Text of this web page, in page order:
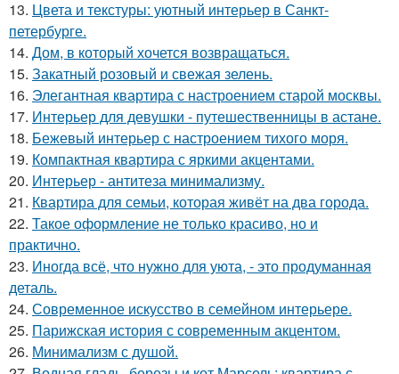
13. Цвета и текстуры: уютный интерьер в Санкт-
петербурге.
14. Дом, в который хочется возвращаться.
15. Закатный розовый и свежая зелень.
16. Элегантная квартира с настроением старой москвы.
17. Интерьер для девушки - путешественницы в астане.
18. Бежевый интерьер с настроением тихого моря.
19. Компактная квартира с яркими акцентами.
20. Интерьер - антитеза минимализму.
21. Квартира для семьи, которая живёт на два города.
22. Такое оформление не только красиво, но и
практично.
23. Иногда всё, что нужно для уюта, - это продуманная
деталь.
24. Современное искусство в семейном интерьере.
25. Парижская история с современным акцентом.
26. Минимализм с душой.